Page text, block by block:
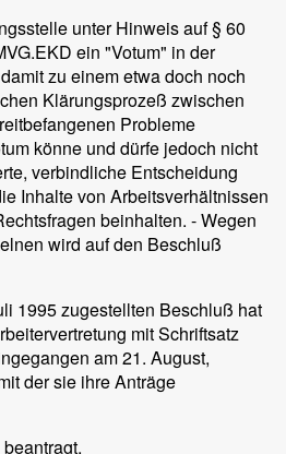
unter Hinweis auf § 60
ein "Votum" in der
zu einem etwa doch noch
Klärungsprozeß zwischen
Probleme
könne und dürfe jedoch nicht
verbindliche Entscheidung
Inhalte von Arbeitsverhältnissen
beinhalten. - Wegen
wird auf den Beschluß
1995 zugestellten Beschluß hat
mit Schriftsatz
am 21. August,
der sie ihre Anträge